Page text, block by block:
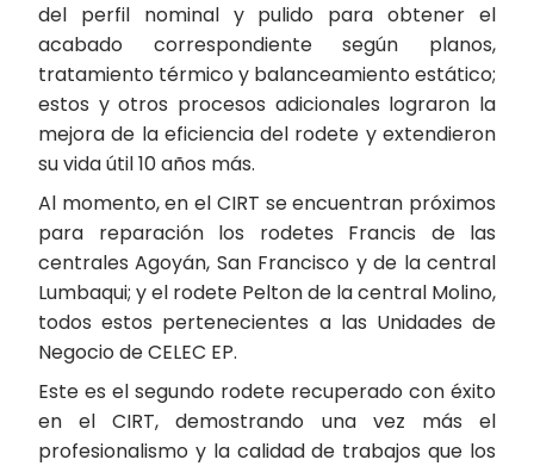
del perfil nominal y pulido para obtener el
acabado correspondiente según planos,
tratamiento térmico y balanceamiento estático;
estos y otros procesos adicionales lograron la
mejora de la eficiencia del rodete y extendieron
su vida útil 10 años más.
Al momento, en el CIRT se encuentran próximos
para reparación los rodetes Francis de las
centrales Agoyán, San Francisco y de la central
Lumbaqui; y el rodete Pelton de la central Molino,
todos estos pertenecientes a las Unidades de
Negocio de CELEC EP.
Este es el segundo rodete recuperado con éxito
en el CIRT, demostrando una vez más el
profesionalismo y la calidad de trabajos que los